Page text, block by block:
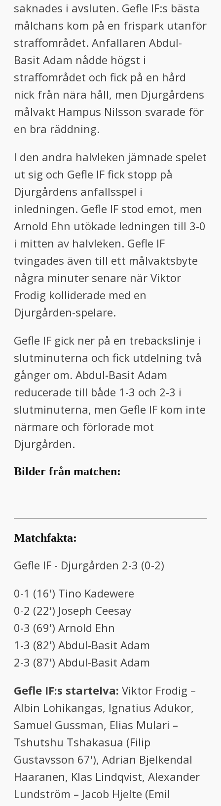
saknades i avsluten. Gefle IF:s bästa
målchans kom på en frispark utanför
straffområdet. Anfallaren Abdul-
Basit Adam nådde högst i
straffområdet och fick på en hård
nick från nära håll, men Djurgårdens
målvakt Hampus Nilsson svarade för
en bra räddning.
I den andra halvleken jämnade spelet
ut sig och Gefle IF fick stopp på
Djurgårdens anfallsspel i
inledningen. Gefle IF stod emot, men
Arnold Ehn utökade ledningen till 3-0
i mitten av halvleken. Gefle IF
tvingades även till ett målvaktsbyte
några minuter senare när Viktor
Frodig kolliderade med en
Djurgården-spelare.
Gefle IF gick ner på en trebackslinje i
slutminuterna och fick utdelning två
gånger om. Abdul-Basit Adam
reducerade till både 1-3 och 2-3 i
slutminuterna, men Gefle IF kom inte
närmare och förlorade mot
Djurgården.
Bilder från matchen:
Matchfakta:
Gefle IF - Djurgården 2-3 (0-2)
0-1 (16') Tino Kadewere
0-2 (22') Joseph Ceesay
0-3 (69') Arnold Ehn
1-3 (82') Abdul-Basit Adam
2-3 (87') Abdul-Basit Adam
Gefle IF:s startelva: Viktor Frodig –
Albin Lohikangas, Ignatius Adukor,
Samuel Gussman, Elias Mulari –
Tshutshu Tshakasua (Filip
Gustavsson 67'), Adrian Bjelkendal
Haaranen, Klas Lindqvist, Alexander
Lundström – Jacob Hjelte (Emil